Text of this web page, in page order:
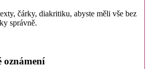
čárky, diakritiku, abyste měli vše bez
správně.
oznámení